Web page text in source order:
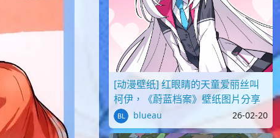
[动漫壁纸] 红眼睛的天童爱丽丝叫
柯伊，《蔚蓝档案》壁纸图片分享
blueau 26-02-20